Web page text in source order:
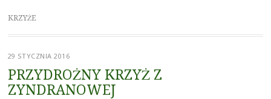
KRZYŻE
29 STYCZNIA 2016
PRZYDROŻNY KRZYŻ Z
ZYNDRANOWEJ